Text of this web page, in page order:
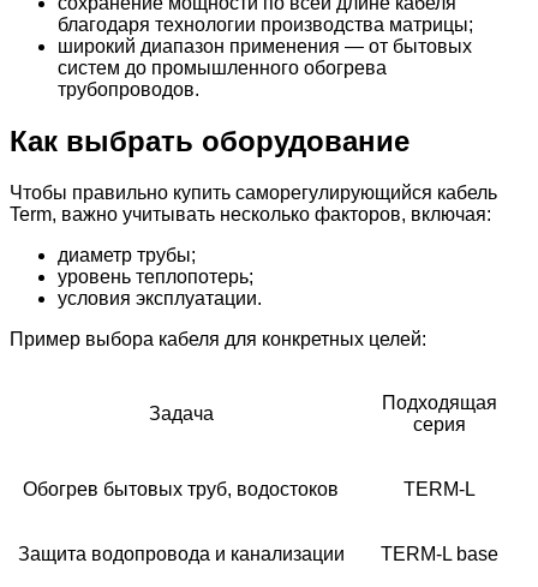
благодаря технологии производства матрицы;
широкий диапазон применения — от бытовых
систем до промышленного обогрева
трубопроводов.
Как выбрать оборудование
Чтобы правильно купить саморегулирующийся кабель
Term, важно учитывать несколько факторов, включая:
диаметр трубы;
уровень теплопотерь;
условия эксплуатации.
Пример выбора кабеля для конкретных целей:
Задача
Подходящая
серия
Обогрев бытовых труб, водостоков TERM-L
Защита водопровода и канализации TERM-L base